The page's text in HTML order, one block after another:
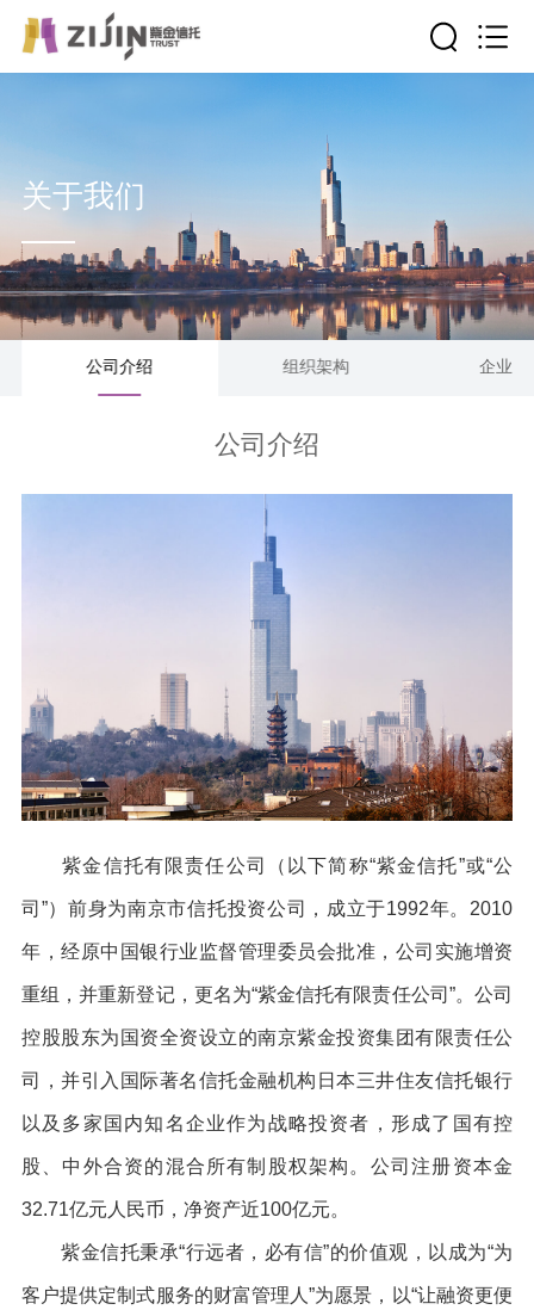
关于我们
公司介绍 组织架构 企业文
公司介绍
紫金信托有限责任公司（以下简称“紫金信托”或“公
司”）前身为南京市信托投资公司，成立于1992年。2010
年，经原中国银行业监督管理委员会批准，公司实施增资
重组，并重新登记，更名为“紫金信托有限责任公司”。公司
控股股东为国资全资设立的南京紫金投资集团有限责任公
司，并引入国际著名信托金融机构日本三井住友信托银行
以及多家国内知名企业作为战略投资者，形成了国有控
股、中外合资的混合所有制股权架构。公司注册资本金
32.71亿元人民币，净资产近100亿元。
紫金信托秉承“行远者，必有信”的价值观，以成为“为
客户提供定制式服务的财富管理人”为愿景，以“让融资更便